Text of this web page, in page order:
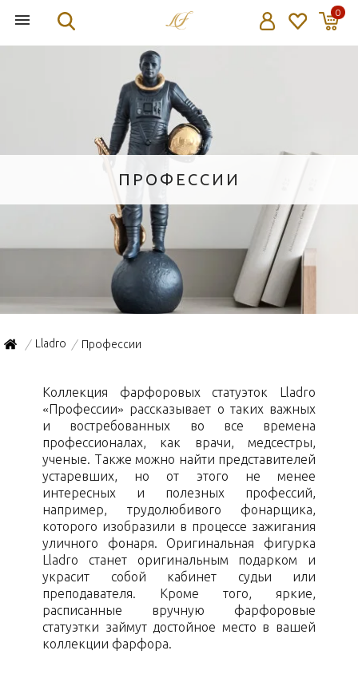
0
ПРОФЕССИИ
/ Lladro / Профессии
Коллекция фарфоровых статуэток Lladro
«Профессии» рассказывает о таких важных
и востребованных во все времена
профессионалах, как врачи, медсестры,
ученые. Также можно найти представителей
устаревших, но от этого не менее
интересных и полезных профессий,
например, трудолюбивого фонарщика,
которого изобразили в процессе зажигания
уличного фонаря. Оригинальная фигурка
Lladro станет оригинальным подарком и
украсит собой кабинет судьи или
преподавателя. Кроме того, яркие,
расписанные вручную фарфоровые
статуэтки займут достойное место в вашей
коллекции фарфора.